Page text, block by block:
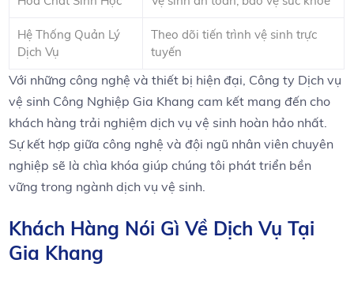
Hệ Thống Quản Lý
Dịch Vụ
Theo dõi tiến trình vệ sinh trực
tuyến
Với những công nghệ và thiết bị hiện đại, ⁤Công ty Dịch‍ vụ
vệ‌ sinh⁣ Công Nghiệp Gia ‌Khang cam kết mang đến cho
khách hàng trải nghiệm​ dịch vụ vệ ⁣sinh ⁤hoàn⁢ hảo nhất.
Sự kết hợp ⁣giữa công nghệ và đội ngũ ​nhân​ viên ⁢chuyên
‍nghiệp ‍sẽ là⁢ chìa khóa giúp chúng tôi phát triển bền
vững trong ngành ⁢dịch⁢ vụ vệ sinh.
Khách Hàng Nói Gì⁢ Về‍ Dịch Vụ Tại
Gia ‍Khang